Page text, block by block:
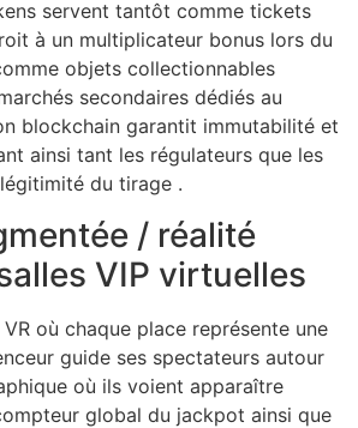
servent tantôt comme tickets
à un multiplicateur bonus lors du
objets collectionnables
secondaires dédiés au
blockchain garantit immutabilité et
ainsi tant les régulateurs que les
du tirage .
/ réalité
VIP virtuelles
où chaque place représente une
guide ses spectateurs autour
où ils voient apparaître
global du jackpot ainsi que